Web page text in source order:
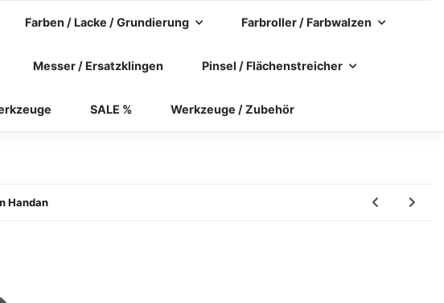
Farben / Lacke / Grundierung Farbroller / Farbwalzen
Messer / Ersatzklingen Pinsel / Flächenstreicher
SALE % Werkzeuge / Zubehör
Handan